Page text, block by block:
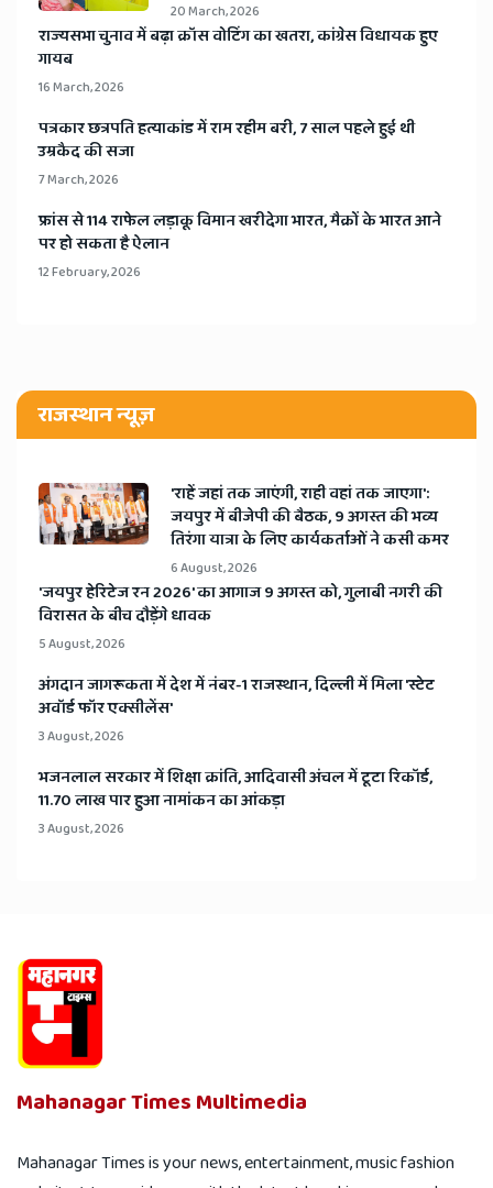
20 March, 2026
​राज्यसभा चुनाव में बढ़ा क्रॉस वोटिंग का खतरा, कांग्रेस विधायक हुए
गायब
16 March, 2026
​पत्रकार छत्रपति हत्याकांड में राम रहीम बरी, 7 साल पहले हुई थी
उम्रकैद की सजा
7 March, 2026
​फ्रांस से 114 राफेल लड़ाकू विमान खरीदेगा भारत, मैक्रों के भारत आने
पर हो सकता है ऐलान
12 February, 2026
राजस्थान न्यूज़
'राहें जहां तक जाएंगी, राही वहां तक जाएगा':
जयपुर में बीजेपी की बैठक, 9 अगस्त की भव्य
तिरंगा यात्रा के लिए कार्यकर्ताओं ने कसी कमर
6 August, 2026
​'जयपुर हेरिटेज रन 2026' का आगाज 9 अगस्त को, गुलाबी नगरी की
विरासत के बीच दौड़ेंगे धावक
5 August, 2026
अंगदान जागरूकता में देश में नंबर-1 राजस्थान, दिल्ली में मिला 'स्टेट
अवॉर्ड फॉर एक्सीलेंस'
3 August, 2026
भजनलाल सरकार में शिक्षा क्रांति, आदिवासी अंचल में टूटा रिकॉर्ड,
11.70 लाख पार हुआ नामांकन का आंकड़ा
3 August, 2026
Mahanagar Times Multimedia
Mahanagar Times is your news, entertainment, music fashion